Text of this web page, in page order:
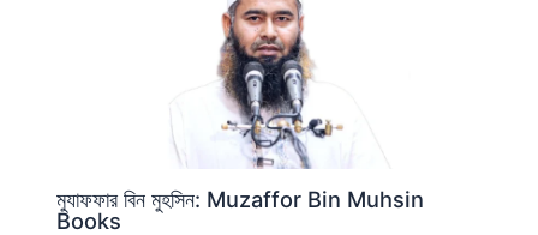
মুযাফফার বিন মুহসিন: Muzaffor Bin Muhsin
Books